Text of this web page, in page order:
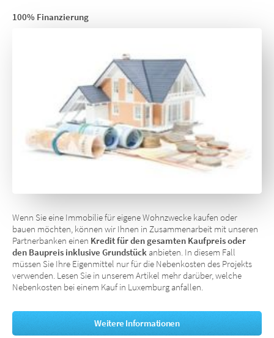
100% Finanzierung
Wenn Sie eine Immobilie für eigene Wohnzwecke kaufen oder
bauen möchten, können wir Ihnen in Zusammenarbeit mit unseren
Partnerbanken einen Kredit für den gesamten Kaufpreis oder
den Baupreis inklusive Grundstück anbieten. In diesem Fall
müssen Sie Ihre Eigenmittel nur für die Nebenkosten des Projekts
verwenden. Lesen Sie in unserem Artikel mehr darüber, welche
Nebenkosten bei einem Kauf in Luxemburg anfallen.
Weitere Informationen